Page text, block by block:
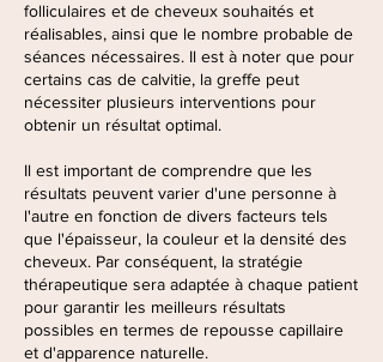
folliculaires et de cheveux souhaités et
réalisables, ainsi que le nombre probable de
séances nécessaires. Il est à noter que pour
certains cas de calvitie, la greffe peut
nécessiter plusieurs interventions pour
obtenir un résultat optimal.
Il est important de comprendre que les
résultats peuvent varier d'une personne à
l'autre en fonction de divers facteurs tels
que l'épaisseur, la couleur et la densité des
cheveux. Par conséquent, la stratégie
thérapeutique sera adaptée à chaque patient
pour garantir les meilleurs résultats
possibles en termes de repousse capillaire
et d'apparence naturelle.